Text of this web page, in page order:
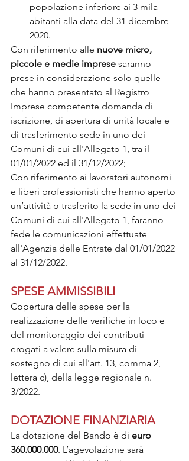
popolazione inferiore ai 3 mila
abitanti alla data del 31 dicembre
2020.
Con riferimento alle nuove micro,
piccole e medie imprese saranno
prese in considerazione solo quelle
che hanno presentato al Registro
Imprese competente domanda di
iscrizione, di apertura di unità locale e
di trasferimento sede in uno dei
Comuni di cui all'Allegato 1, tra il
01/01/2022 ed il 31/12/2022;
Con riferimento ai lavoratori autonomi
e liberi professionisti che hanno aperto
un’attività o trasferito la sede in uno dei
Comuni di cui all'Allegato 1, faranno
fede le comunicazioni effettuate
all'Agenzia delle Entrate dal 01/01/2022
al 31/12/2022.
SPESE AMMISSIBILI
Copertura delle spese per la
realizzazione delle verifiche in loco e
del monitoraggio dei contributi
erogati a valere sulla misura di
sostegno di cui all'art. 13, comma 2,
lettera c), della legge regionale n.
3/2022.
DOTAZIONE FINANZIARIA
La dotazione del Bando è di euro
360.000.000. L’agevolazione sarà